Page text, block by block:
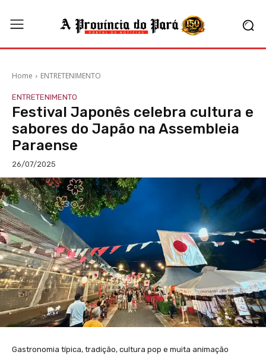
Home ENTRETENIMENTO
ENTRETENIMENTO
Festival Japonês celebra cultura e
sabores do Japão na Assembleia
Paraense
26/07/2025
Gastronomia típica, tradição, cultura pop e muita animação